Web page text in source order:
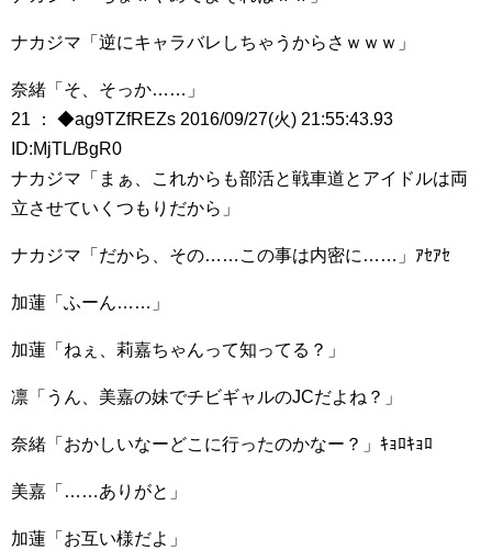
ナカジマ「逆にキャラバレしちゃうからさｗｗｗ」
奈緒「そ、そっか……」
21 ： ◆ag9TZfREZs 2016/09/27(火) 21:55:43.93
ID:MjTL/BgR0
ナカジマ「まぁ、これからも部活と戦車道とアイドルは両
立させていくつもりだから」
ナカジマ「だから、その……この事は内密に……」ｱｾｱｾ
加蓮「ふーん……」
加蓮「ねぇ、莉嘉ちゃんって知ってる？」
凛「うん、美嘉の妹でチビギャルのJCだよね？」
奈緒「おかしいなーどこに行ったのかなー？」ｷｮﾛｷｮﾛ
美嘉「……ありがと」
加蓮「お互い様だよ」